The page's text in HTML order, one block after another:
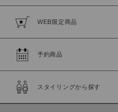
WEB限定商品
予約商品
スタイリングから探す